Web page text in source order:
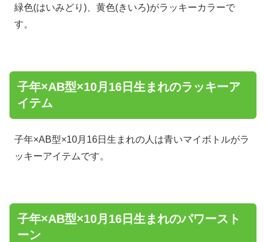
緑色(はいみどり)、黄色(きいろ)がラッキーカラーで
す。
子年×AB型×10月16日生まれのラッキーア
イテム
子年×AB型×10月16日生まれの人は青いマイボトルがラ
ッキーアイテムです。
子年×AB型×10月16日生まれのパワースト
ーン